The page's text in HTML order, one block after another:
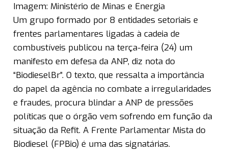
Imagem: Ministério de Minas e Energia
Um grupo formado por 8 entidades setoriais e
frentes parlamentares ligadas à cadeia de
combustíveis publicou na terça-feira (24) um
manifesto em defesa da ANP, diz nota do
“BiodieselBr”. O texto, que ressalta a importância
do papel da agência no combate a irregularidades
e fraudes, procura blindar a ANP de pressões
políticas que o órgão vem sofrendo em função da
situação da Refit. A Frente Parlamentar Mista do
Biodiesel (FPBio) é uma das signatárias.